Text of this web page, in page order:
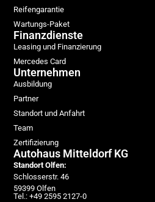
Reifengarantie
Wartungs-Paket
Finanzdienste
Leasing und Finanzierung
Mercedes Card
Unternehmen
Ausbildung
Partner
Standort und Anfahrt
Team
Zertifizierung
Autohaus Mitteldorf KG
Standort Olfen:
Schlosserstr. 46
59399 Olfen
Tel.: +49 2595 2127-0